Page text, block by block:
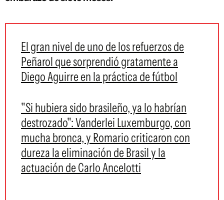
El gran nivel de uno de los refuerzos de
Peñarol que sorprendió gratamente a
Diego Aguirre en la práctica de fútbol
"Si hubiera sido brasileño, ya lo habrían
destrozado": Vanderlei Luxemburgo, con
mucha bronca, y Romario criticaron con
dureza la eliminación de Brasil y la
actuación de Carlo Ancelotti